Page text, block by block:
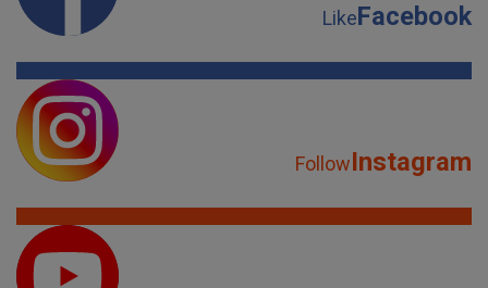
LikeFacebook
FollowInstagram